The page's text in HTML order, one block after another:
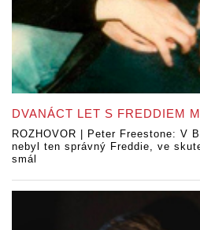
DVANÁCT LET S FREDDIEM
ROZHOVOR | Peter Freestone: V
nebyl ten správný Freddie, ve
smál